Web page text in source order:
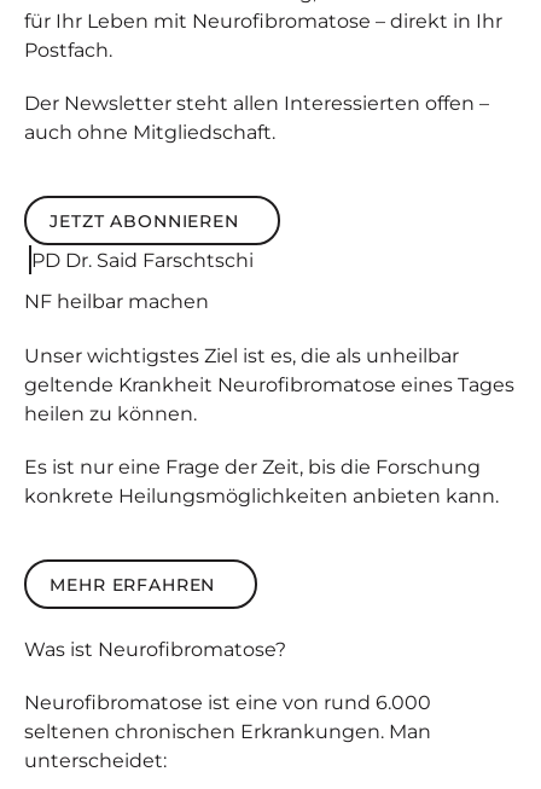
für Ihr Leben mit Neurofibromatose – direkt in Ihr
Postfach.
Der Newsletter steht allen Interessierten offen –
auch ohne Mitgliedschaft.
Jetzt abonnieren
JETZT ABONNIEREN
PD Dr. Said Farschtschi
NF heilbarmachen
Unser wichtigstes Ziel ist es, die als unheilbar
geltende Krankheit Neurofibromatose eines Tages
heilen zu können.
Es ist nur eine Frage der Zeit, bis die Forschung
konkrete Heilungsmöglichkeiten anbieten kann.
Mehr erfahren
MEHR ERFAHREN
Was ist Neuro­fibro­matose?
Neurofibromatose ist eine von rund 6.000
seltenen chronischen Erkrankungen. Man
unterscheidet: